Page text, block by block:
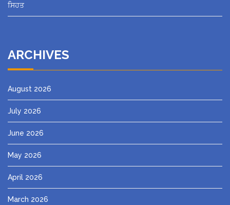
ਸਿਹਤ
ARCHIVES
August 2026
July 2026
June 2026
May 2026
April 2026
March 2026